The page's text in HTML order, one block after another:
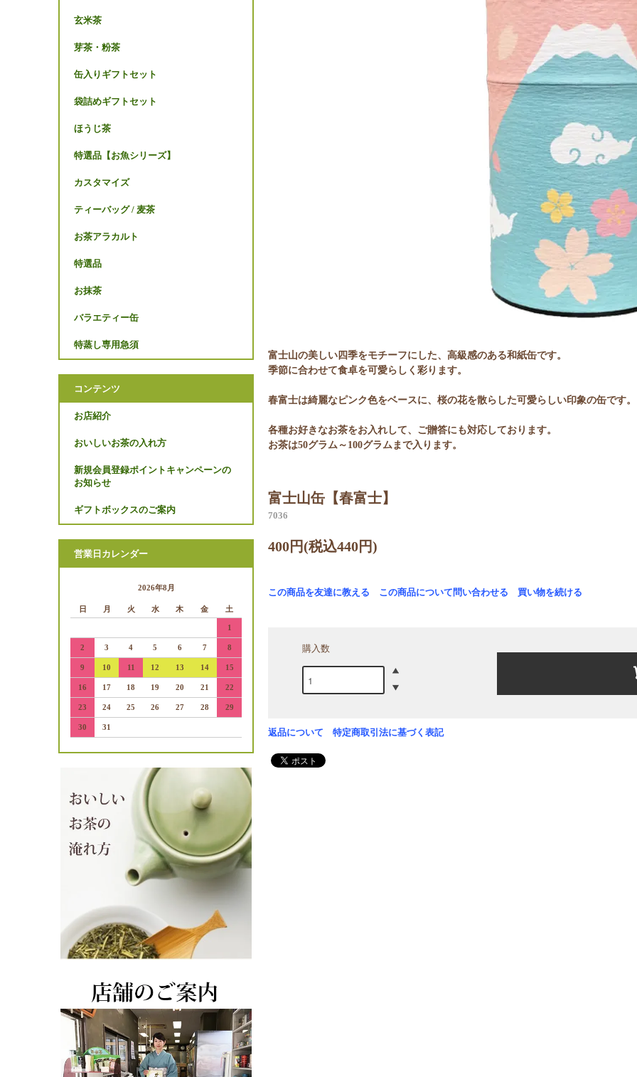
富士山の美しい四季をモチーフにした、高級感のある和紙缶です。
季節に合わせて食卓を可愛らしく彩ります。
春富士は綺麗なピンク色をベースに、桜の花を散らした可愛らしい印象の缶です。
各種お好きなお茶をお入れして、ご贈答にも対応しております。
お茶は50グラム～100グラムまで入ります。
富士山缶【春富士】
7036
400円(税込440円)
この商品を友達に教える この商品について問い合わせる 買い物を続ける
購入数
返品について 特定商取引法に基づく表記
玄米茶
芽茶・粉茶
缶入りギフトセット
袋詰めギフトセット
ほうじ茶
特選品【お魚シリーズ】
カスタマイズ
ティーバッグ / 麦茶
お茶アラカルト
特選品
お抹茶
バラエティー缶
特蒸し専用急須
コンテンツ
お店紹介
おいしいお茶の入れ方
新規会員登録ポイントキャンペーンの
お知らせ
ギフトボックスのご案内
営業日カレンダー
2026年8月
日 月 火 水 木 金 土
1
2 3 4 5 6 7 8
9 10 11 12 13 14 15
16 17 18 19 20 21 22
23 24 25 26 27 28 29
30 31